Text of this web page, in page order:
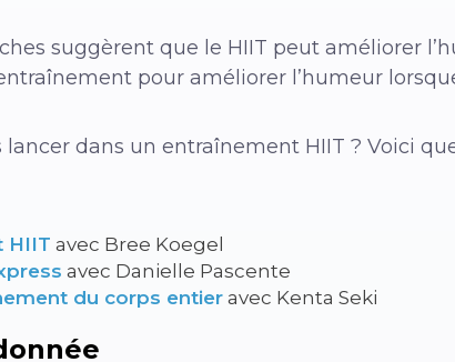
suggèrent que le HIIT peut améliorer
pour améliorer l’humeur
lancer dans un entraînement HIIT ? Voici
HIIT avec Bree Koegel
avec Danielle Pascente
du corps entier avec Kenta Seki